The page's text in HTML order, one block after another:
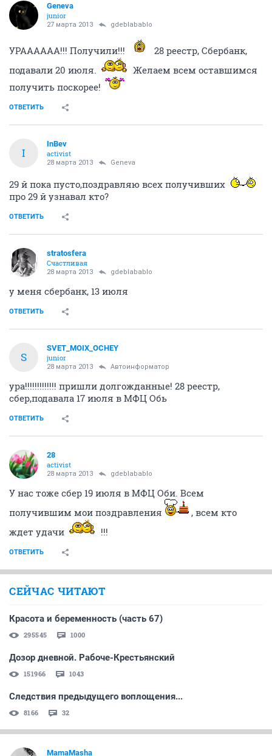
Geneva
junior
27 марта 2013 gdeblabablo
УРАААААА!!! Получили!!!
28 реестр, Сбербанк,
подавали 20 июля.
Желаем всем оставшимся
получить поскорее!
ОТВЕТИТЬ
I
InBev
activist
28 марта 2013 Geneva
29 й пока пусто,поздравляю всех получивших
про 29 й узнавал кто?
ОТВЕТИТЬ
stratosfera
Счастливая
28 марта 2013 gdeblabablo
у меня сбербанк, 13 июля
ОТВЕТИТЬ
S
SVET_MOIX_OCHEY
junior
28 марта 2013 Автоинформатор
ура!!!!!!!!!!!!! пришли долгожданные! 28 реестр,
сбер,подавала 17 июля в МФЦ Обь
ОТВЕТИТЬ
28
activist
28 марта 2013 gdeblabablo
У нас тоже сбер 19 июля в МФЦ Оби. Всем
получившим мои поздравления
, всем кто
ждет удачи
!!!
ОТВЕТИТЬ
СЕЙЧАС ЧИТАЮТ
Красота и беременность (часть 67)
295545 1000
Дозор дневной. Рабоче-Крестьянский
151966 1043
Следствия предыдущего воплощения...
8166 32
MamaMasha